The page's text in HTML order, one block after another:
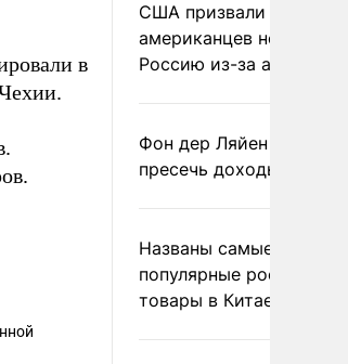
в
США призвали
американцев не
Россию из-за атак ВСУ
Фон дер Ляйен
пресечь доходы России
Названы самые
популярные российские
товары в Китае